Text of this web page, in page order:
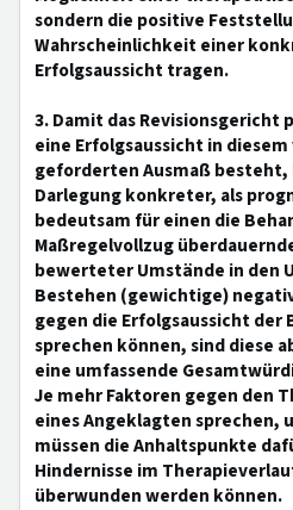
sondern die positive
Wahrscheinlichkeit einer
Erfolgsaussicht tragen.
3. Damit das Revisionsgericht
eine Erfolgsaussicht in
geforderten Ausmaß besteht,
Darlegung konkreter, als
bedeutsam für einen die
Maßregelvollzug
bewerteter Umstände in den
Bestehen (gewichtige)
gegen die Erfolgsaussicht der
sprechen können, sind diese
eine umfassende
Je mehr Faktoren gegen den
eines Angeklagten sprechen,
müssen die Anhaltspunkte
Hindernisse im
überwunden werden können.